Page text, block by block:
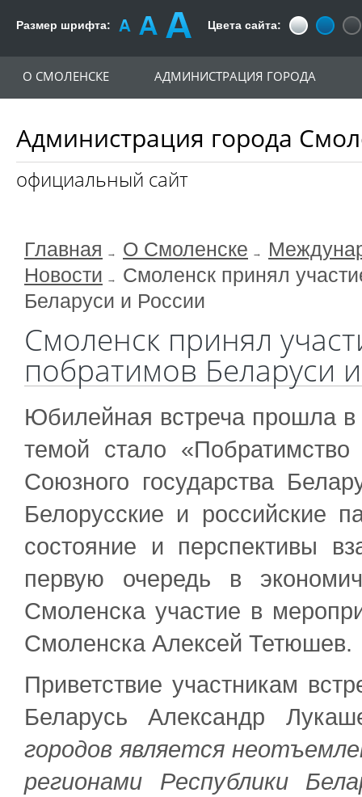
Размер шрифта: Цвета сайта:
Администрация города
официальный сайт
О СМОЛЕНСКЕ АДМИНИСТРАЦИЯ ГОРОДА
Главная О Смоленске
Новости
Смоленск принял
Беларуси и России
Смоленск принял
побратимов Беларуси
Юбилейная встреча прошла
темой стало
Союзного государства
Белорусские и российские
состояние и перспективы
первую очередь в
Смоленска участие в
Смоленска Алексей Тетюшев.
Приветствие участникам
Беларусь Александр
городов является
регионами Республики